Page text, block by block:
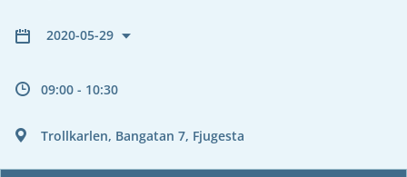
2020-05-29
09:00 - 10:30
Trollkarlen, Bangatan 7, Fjugesta